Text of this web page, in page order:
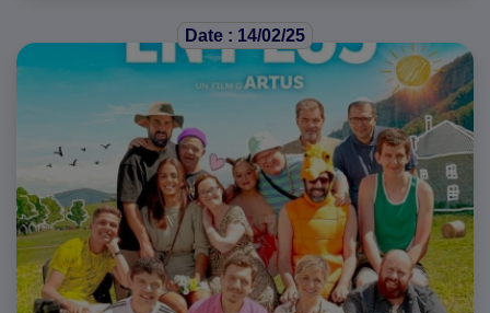
Date : 14/02/25